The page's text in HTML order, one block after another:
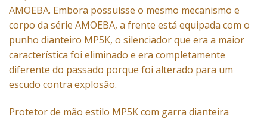
AMOEBA. Embora possuísse o mesmo mecanismo e
corpo da série AMOEBA, a frente está equipada com o
punho dianteiro MP5K, o silenciador que era a maior
característica foi eliminado e era completamente
diferente do passado porque foi alterado para um
escudo contra explosão.
Protetor de mão estilo MP5K com garra dianteira